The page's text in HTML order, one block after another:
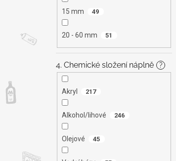
15 mm 49
20 - 60 mm 51
4. Chemické složení náplně ?
Akryl 217
Alkohol/lihové 246
Olejové 45